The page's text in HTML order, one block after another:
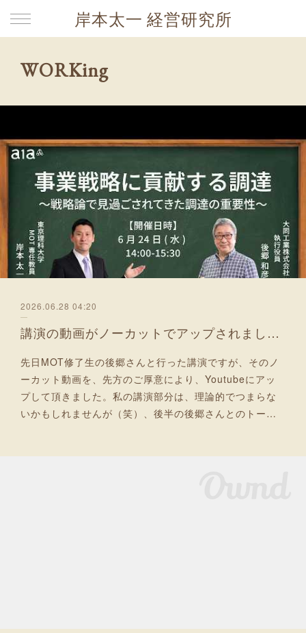
岸本太一 経営研究所
WORKing
2026.06.28 04:20
講演の動画がノーカットでアップされました！
先日MOT修了生の後郷さんと行った講演ですが、そのノ
ーカット動画を、先方のご厚意により、Youtubeにアッ
プして頂きました。私の講演部分は、理論的でつまらな
いかもしれませんが（笑）、後半の後郷さんとのトー…